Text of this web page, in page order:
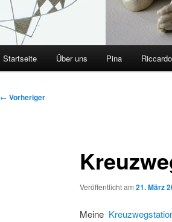
Startseite Über uns Pina
Beitragsnavigation
← Vorheriger
Veröffentlicht am 21. März
Meine